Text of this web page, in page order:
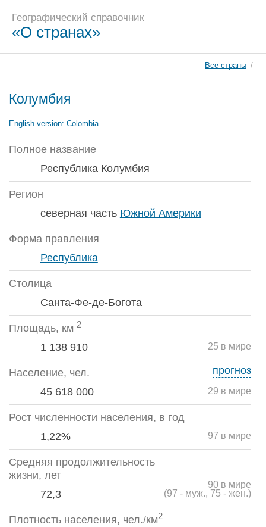
Географический справочник
«О странах»
Все страны /
Колумбия
English version: Colombia
Полное название
Республика Колумбия
Регион
северная часть Южной Америки
Форма правления
Республика
Столица
Санта-Фе-де-Богота
Площадь, км 2
25 в мире
1 138 910
Население, чел.
29 в мире
45 618 000
прогноз
Рост численности населения, в год
97 в мире
1,22%
Средняя продолжительность
жизни, лет
72,3
90 в мире
(97 - муж., 75 - жен.)
Плотность населения, чел./км2